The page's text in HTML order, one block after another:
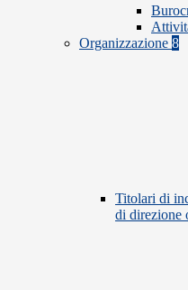
Organizzazione 8
Titolari di
di direzione